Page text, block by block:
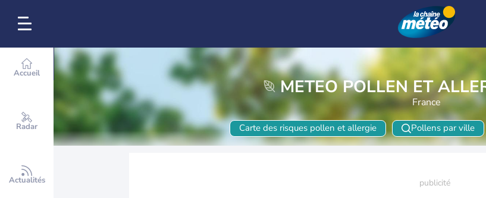
Accueil
Radar
Actualités
METEO POLLEN ET
France
Carte des risques pollen et allergie Pollens par ville